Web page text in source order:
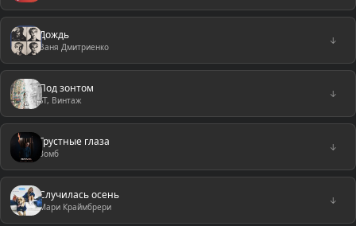
Дождь
Ваня Дмитриенко
↓
Под зонтом
ST, Винтаж
↓
Грустные глаза
Зомб
↓
Случилась осень
Мари Краймбрери
↓